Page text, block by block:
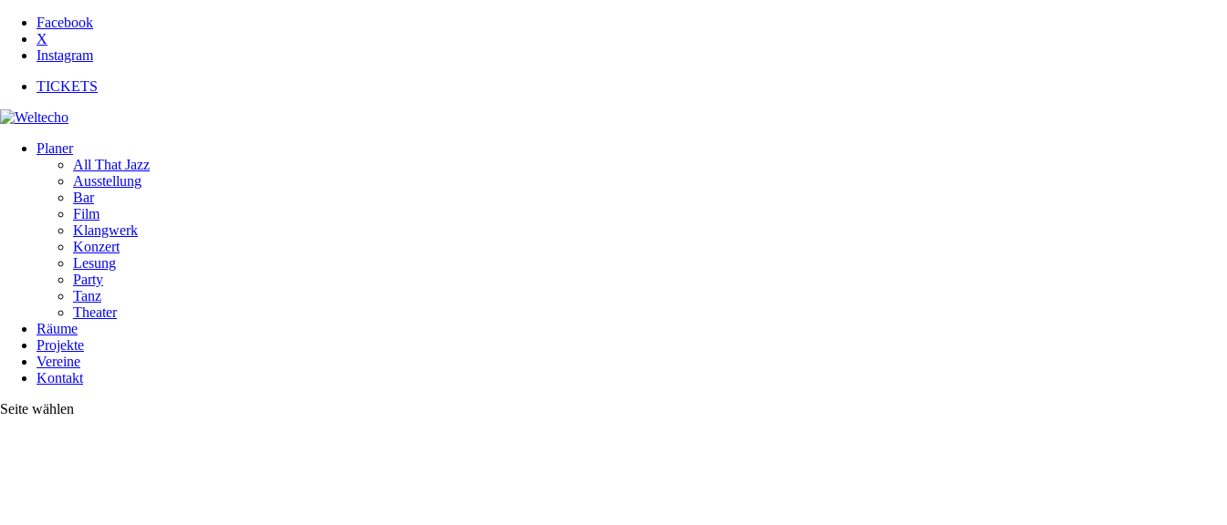
Facebook
X
Instagram
TICKETS
Planer
All That Jazz
Ausstellung
Bar
Film
Klangwerk
Konzert
Lesung
Party
Tanz
Theater
Räume
Projekte
Vereine
Kontakt
Seite wählen